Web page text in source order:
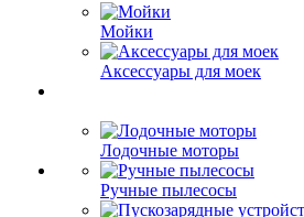
Мойки
Аксессуары для моек
Лодочные моторы
Ручные пылесосы